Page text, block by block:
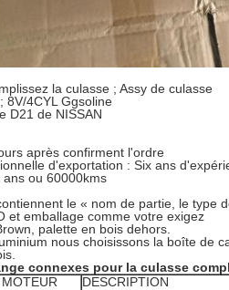
la culasse ; Assy de culasse
8V/4CYL Ggsoline
D21 de NISSAN
après confirment l'ordre
d'exportation : Six ans
ou 60000kms
le « nom de partie, le type
et emballage comme votre exigez
palette en bois dehors.
nous choisissons la boîte de
connexes pour la culasse
DESCRIPTION